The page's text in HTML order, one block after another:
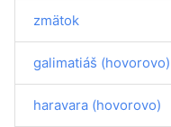
zmätok
galimatiáš (hovorovo)
haravara (hovorovo)